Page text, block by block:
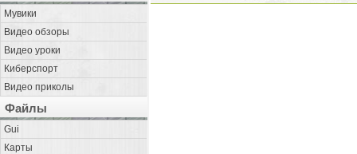
Мувики
Видео обзоры
Видео уроки
Киберспорт
Видео приколы
Файлы
Gui
Карты